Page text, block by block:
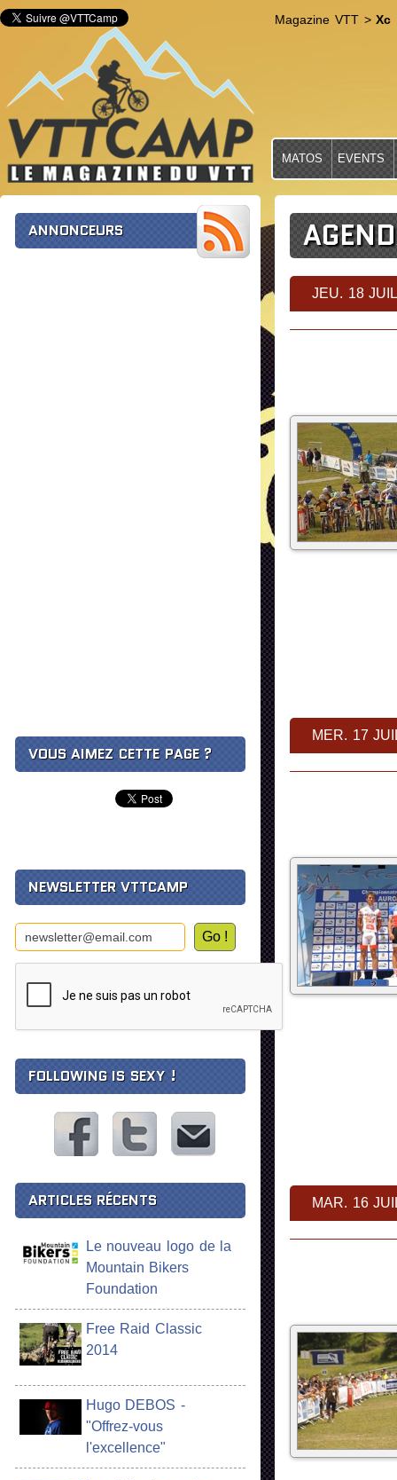
Magazine VTT>Xc
MATOS EVENTS
JEU. 18
MER. 17
MAR. 16
ANNONCEURS
VOUS AIMEZ CETTE PAGE ?
NEWSLETTER VTTCAMP
FOLLOWING IS SEXY !
ARTICLES RÉCENTS
Le nouveau logo de la
Mountain Bikers
Foundation
Free Raid Classic
2014
Hugo DEBOS -
"Offrez-vous
l'excellence"